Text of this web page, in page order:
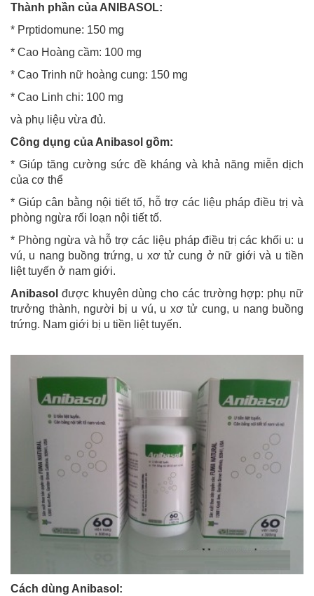
Thành phần của ANIBASOL:
* Prptidomune: 150 mg
* Cao Hoàng cầm: 100 mg
* Cao Trinh nữ hoàng cung: 150 mg
* Cao Linh chi: 100 mg
và phụ liệu vừa đủ.
Công dụng của Anibasol gồm:
* Giúp tăng cường sức đề kháng và khả năng miễn dịch
của cơ thể
* Giúp cân bằng nội tiết tố, hỗ trợ các liệu pháp điều trị và
phòng ngừa rối loạn nội tiết tố.
* Phòng ngừa và hỗ trợ các liệu pháp điều trị các khối u: u
vú, u nang buồng trứng, u xơ tử cung ở nữ giới và u tiền
liệt tuyến ở nam giới.
Anibasol được khuyên dùng cho các trường hợp: phụ nữ
trưởng thành, người bị u vú, u xơ tử cung, u nang buồng
trứng. Nam giới bị u tiền liệt tuyến.
Cách dùng Anibasol: